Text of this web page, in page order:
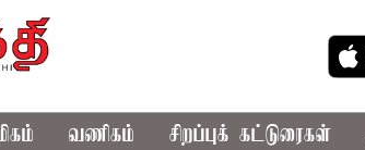
வணிகம் சிறப்புக் கட்டுரைகள்